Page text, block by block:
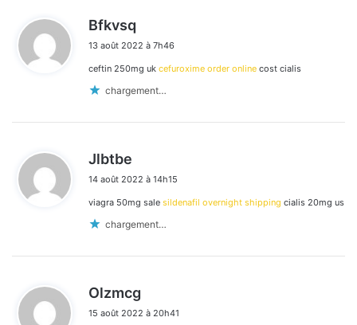
Bfkvsq
t
13 août 2022 à 7h46
ceftin 250mg uk cefuroxime order online cost cialis
chargement…
Jlbtbe
t
14 août 2022 à 14h15
viagra 50mg sale sildenafil overnight shipping cialis 20mg us
chargement…
Olzmcg
t
15 août 2022 à 20h41